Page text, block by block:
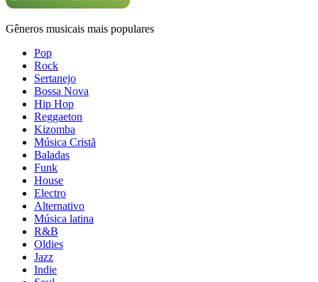
Gêneros musicais mais populares
Pop
Rock
Sertanejo
Bossa Nova
Hip Hop
Reggaeton
Kizomba
Música Cristã
Baladas
Funk
House
Electro
Alternativo
Música latina
R&B
Oldies
Jazz
Indie